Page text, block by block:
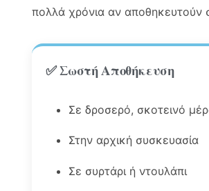
πολλά χρόνια αν αποθηκευτούν
✅ Σωστή Αποθήκευση
Σε δροσερό, σκοτεινό
Στην αρχική συσκευασία
Σε συρτάρι ή ντουλάπι